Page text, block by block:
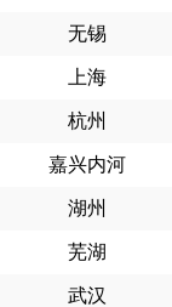
无锡
上海
杭州
嘉兴内河
湖州
芜湖
武汉